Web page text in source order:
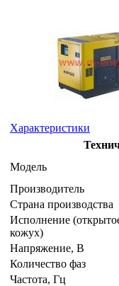
Характеристики
Модель
Производитель
Страна производства
Исполнение
кожух)
Напряжение, B
Количество фаз
Частота, Гц